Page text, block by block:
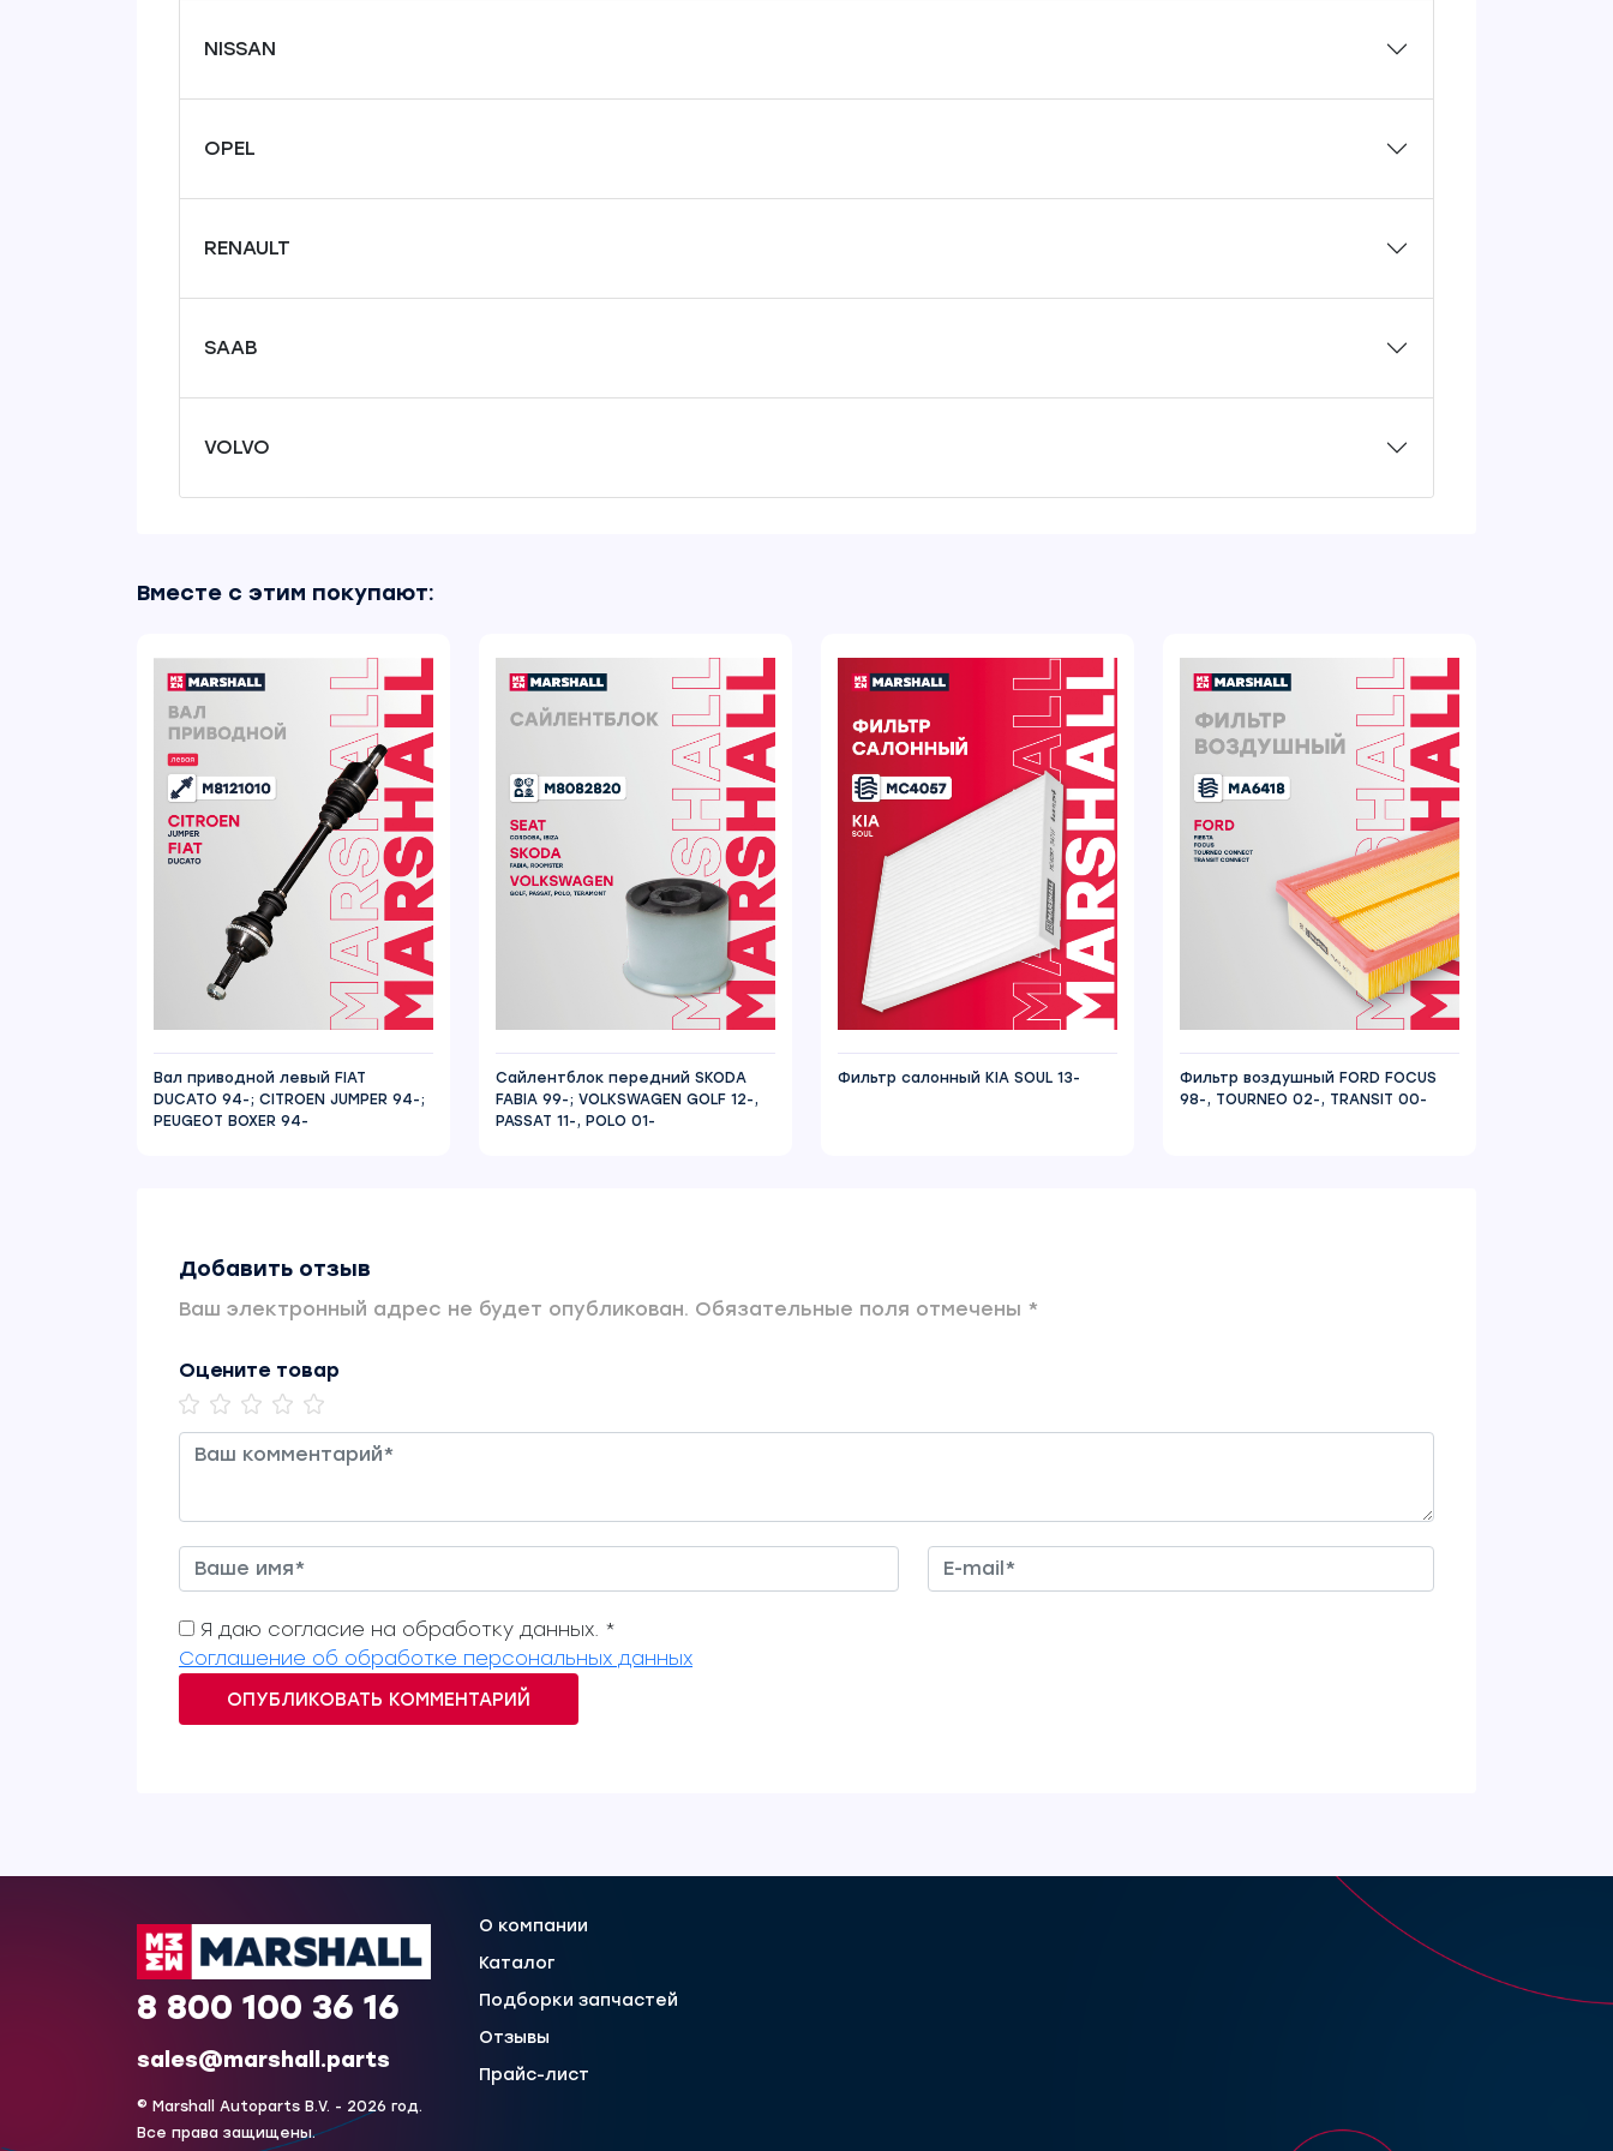
NISSAN
OPEL
RENAULT
SAAB
VOLVO
Вместе с этим покупают:
Вал приводной левый FIAT
DUCATO 94-; CITROEN JUMPER 94-;
PEUGEOT BOXER 94-
Сайлентблок передний SKODA
FABIA 99-; VOLKSWAGEN GOLF 12-,
PASSAT 11-, POLO 01-
Фильтр салонный KIA SOUL 13-
Фильтр воздушный FORD FOCUS
98-, TOURNEO 02-, TRANSIT 00-
Добавить отзыв
Ваш электронный адрес не будет опубликован. Обязательные поля отмечены *
Оцените товар
Я даю согласие на обработку данных. *
Соглашение об обработке персональных данных
ОПУБЛИКОВАТЬ КОММЕНТАРИЙ
8 800 100 36 16
sales@marshall.parts
© Marshall Autoparts B.V. - 2026 год.
Все права защищены.
О компании
Каталог
Подборки запчастей
Отзывы
Прайс-лист